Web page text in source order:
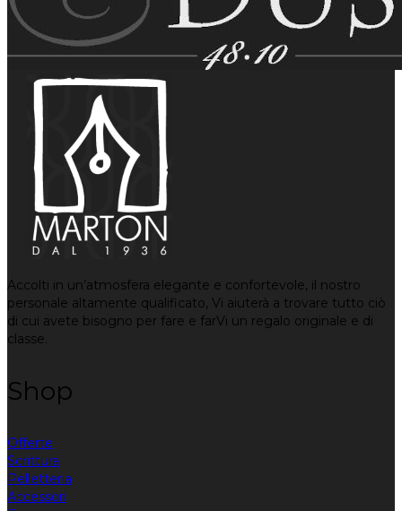
Accolti in un’atmosfera elegante e confortevole, il nostro
personale altamente qualificato, Vi aiuterà a trovare tutto ciò
di cui avete bisogno per fare e farVi un regalo originale e di
classe.
Shop
Offerte
Scrittura
Pelletteria
Accessori